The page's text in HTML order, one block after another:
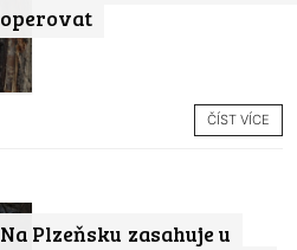
operovat
ČÍST VÍCE
Na Plzeňsku zasahuje u